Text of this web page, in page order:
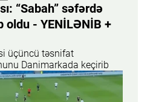
“Sabah” səfərdə
oldu - YENİLƏNİB +
üçüncü təsnifat
Danimarkada keçirib